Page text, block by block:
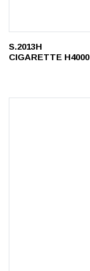
S.2013H
CIGARETTE H4000